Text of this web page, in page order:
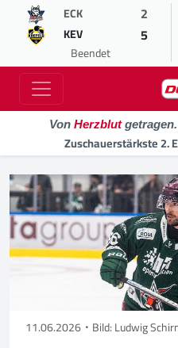
ECK 2
KEV 5
Beendet
Von Herzblut
Zuschauerstärkste 2.
11.06.2026 Bild: Ludwig